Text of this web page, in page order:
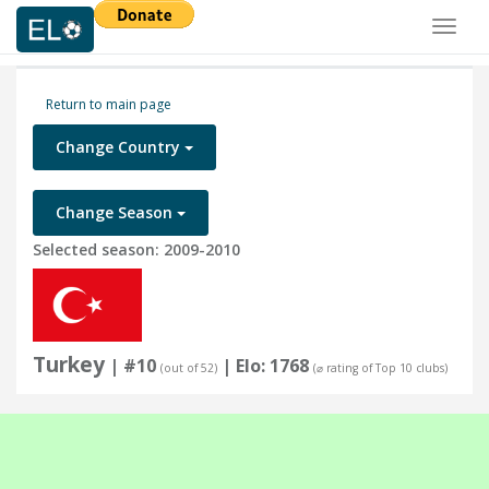
Return to main page
Change Country
Change Season
Selected season: 2009-2010
Turkey | #10 (out of 52) | Elo: 1768 (⌀ rating of Top 10 clubs)